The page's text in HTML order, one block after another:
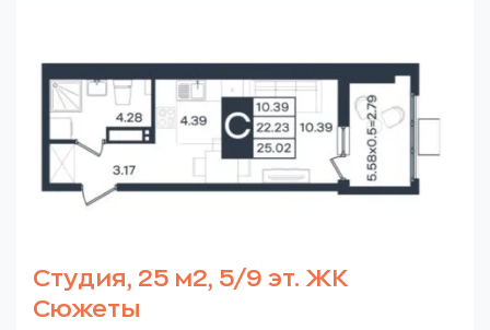
Студия, 25 м2, 5/9 эт. ЖК
Сюжеты